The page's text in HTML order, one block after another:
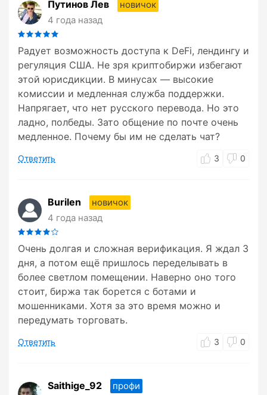
Путинов Лев
новичок
4 года назад
Радует возможность доступа к DeFi, лендингу и
регуляция США. Не зря криптобиржи избегают
этой юрисдикции. В минусах — высокие
комиссии и медленная служба поддержки.
Напрягает, что нет русского перевода. Но это
ладно, полбеды. Зато общение по почте очень
медленное. Почему бы им не сделать чат?
Ответить 3 0
Burilen
новичок
4 года назад
Очень долгая и сложная верификация. Я ждал 3
дня, а потом ещё пришлось переделывать в
более светлом помещении. Наверно оно того
стоит, биржа так борется с ботами и
мошенниками. Хотя за это время можно и
передумать торговать.
Ответить 3 0
Saithige_92
профи